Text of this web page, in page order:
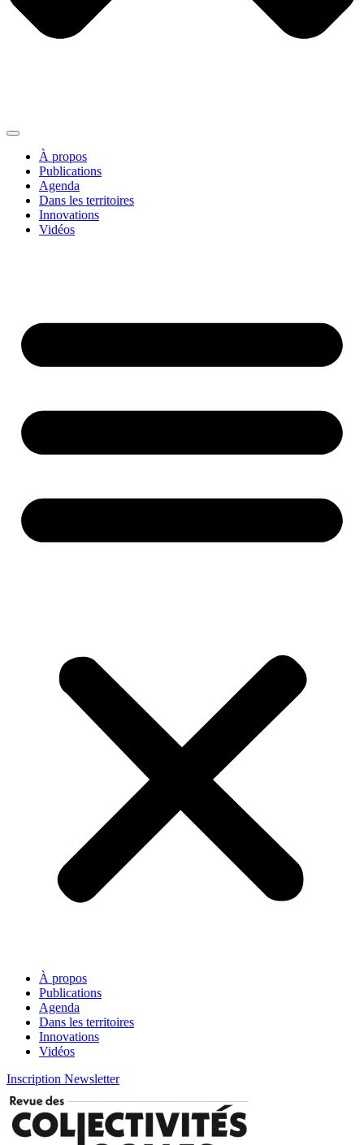
À propos
Publications
Agenda
Dans les territoires
Innovations
Vidéos
À propos
Publications
Agenda
Dans les territoires
Innovations
Vidéos
Inscription Newsletter